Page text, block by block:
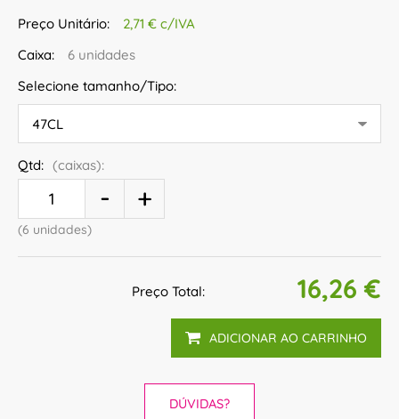
Preço Unitário:
2,71 € c/IVA
Caixa:
6 unidades
Selecione tamanho/Tipo:
Qtd: (caixas):
(6 unidades)
Preço Total: 16,26 €
ADICIONAR AO CARRINHO
DÚVIDAS?